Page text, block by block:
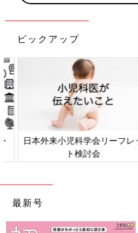
出典：Instagramアカウント「
Umekoさんが「こんなにかわい
は、394円の5分丈レギンス。
見えするデザインですよね！5
保育園着として活躍しそう♪
夏っぽデザインが最高に
ピックアップ
日本外来小児科学会リーフレッ
ト検討会
最新号